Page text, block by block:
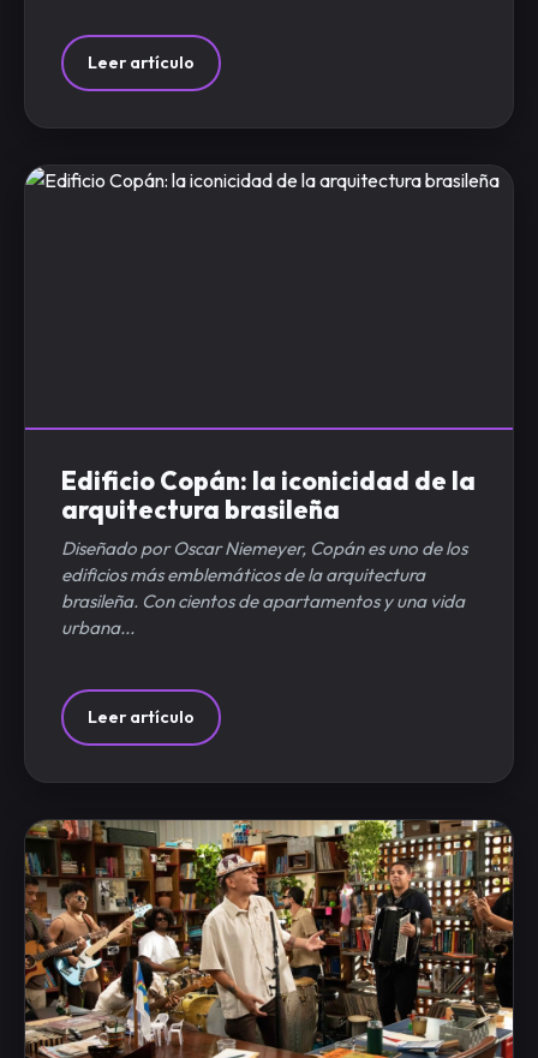
Leer artículo
Edificio Copán: la iconicidad de la
arquitectura brasileña
Diseñado por Oscar Niemeyer, Copán es uno de los
edificios más emblemáticos de la arquitectura
brasileña. Con cientos de apartamentos y una vida
urbana...
Leer artículo